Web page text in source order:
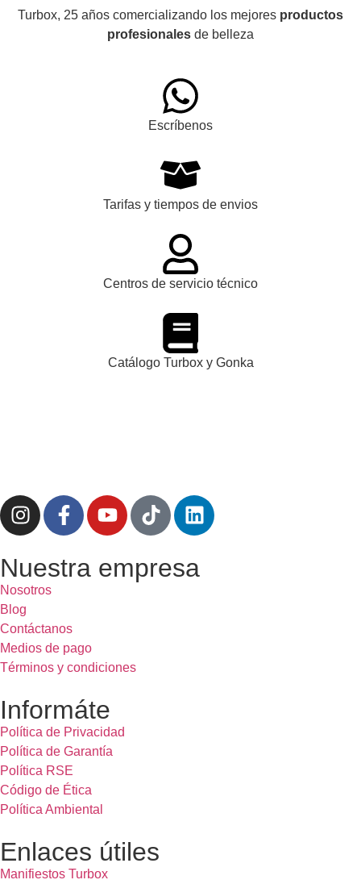
Turbox, 25 años comercializando los mejores productos
profesionales de belleza
Escríbenos
Tarifas y tiempos de envios
Centros de servicio técnico
Catálogo Turbox y Gonka
Nuestra empresa
Nosotros
Blog
Contáctanos
Medios de pago
Términos y condiciones
Informáte
Política de Privacidad
Política de Garantía
Política RSE
Código de Ética
Política Ambiental
Enlaces útiles
Manifiestos Turbox